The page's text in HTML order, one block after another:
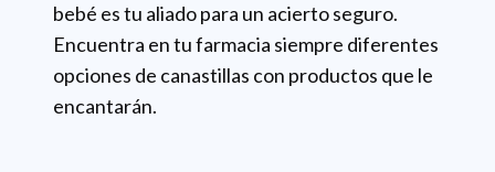
bebé es tu aliado para un acierto seguro.
Encuentra en tu farmacia siempre diferentes
opciones de canastillas con productos que le
encantarán.